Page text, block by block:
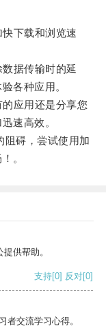
下载和浏览速
据传输时的延
各种应用。
应用还是分享您
速高效。
碍，尝试使用加
。
供帮助。
支持[0] 反对[0]
者交流学习心得。